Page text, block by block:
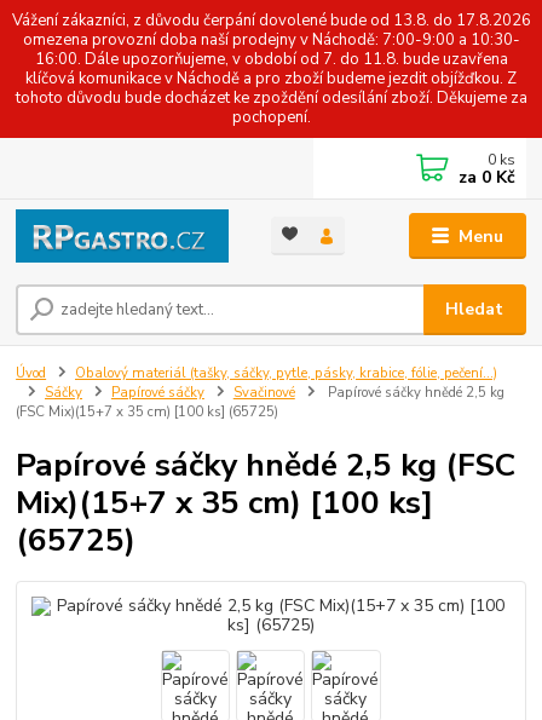
Vážení zákazníci, z důvodu čerpání dovolené bude od 13.8. do 17.8.2026
omezena provozní doba naší prodejny v Náchodě: 7:00-9:00 a 10:30-
16:00. Dále upozorňujeme, v období od 7. do 11.8. bude uzavřena
klíčová komunikace v Náchodě a pro zboží budeme jezdit objížďkou. Z
tohoto důvodu bude docházet ke zpoždění odesílání zboží. Děkujeme za
pochopení.
Menu
Hledat
0 ks
za 0 Kč
Úvod
Obalový materiál (tašky, sáčky, pytle, pásky, krabice, fólie, pečení...)
Sáčky
Papírové sáčky Svačinové
Papírové sáčky hnědé 2,5 kg
(FSC Mix)(15+7 x 35 cm) [100 ks] (65725)
Papírové sáčky hnědé 2,5 kg (FSC
Mix)(15+7 x 35 cm) [100 ks]
(65725)